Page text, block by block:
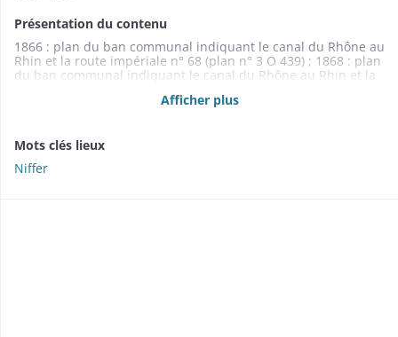
Présentation du contenu
1866 : plan du ban communal indiquant le canal du Rhône au
Rhin et la route impériale n° 68 (plan n° 3 O 439) ; 1868 : plan
du ban communal indiquant le canal du Rhône au Rhin et la
Afficher plus
Mots clés lieux
Niffer